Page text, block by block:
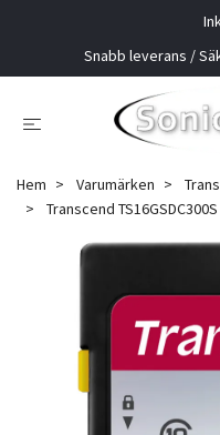
Snabb leverans /
Hem Varumärken
Transcend